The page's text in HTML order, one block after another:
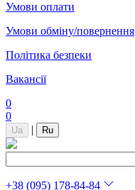
Умови оплати
Умови обміну/повернення
Політика безпеки
Вакансії
0
0
Ua | Ru
+38 (095) 178-84-84